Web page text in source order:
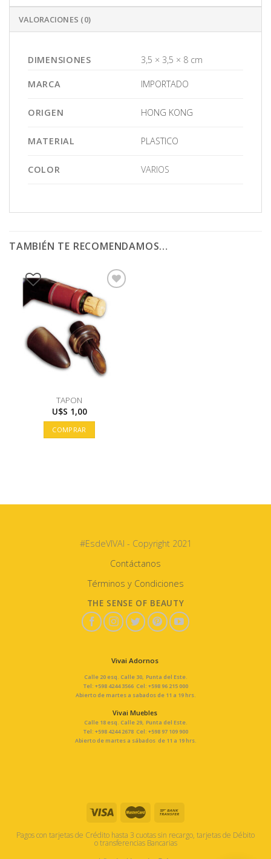
VALORACIONES (0)
DIMENSIONES 3,5 × 3,5 × 8 cm
MARCA IMPORTADO
ORIGEN HONG KONG
MATERIAL PLASTICO
COLOR VARIOS
TAMBIÉN TE RECOMENDAMOS…
TAPON
U$S 1,00
COMPRAR
#EsdeVIVAI - Copyright 2021
Contáctanos
Términos y Condiciones
THE SENSE OF BEAUTY
Vivai Adornos
Calle 20 esq. Calle 30, Punta del Este.
Tel: +598 4244 3566 Cel: +598 96 215 000
Abierto de martes a sabados de 11 a 19 hrs.
Vivai Muebles
Calle 18 esq. Calle 29, Punta del Este.
Tel: +598 4244 2678 Cel: +598 97 109 900
Abierto de martes a sábados de 11 a 19 hrs.
Pagos con tarjetas de Crédito hasta 3 cuotas sin recargo, tarjetas de Débito
o transferencias Bancarias